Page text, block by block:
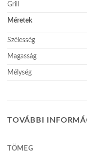
Grill
Méretek
Szélesség
Magasság
Mélység
TOVÁBBI
TÖMEG